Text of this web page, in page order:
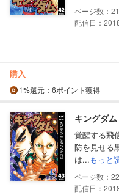
配信日：
購入
1%還元 ：6ポイント獲得
キングダ
覚醒する
防を見せる
は...もっと
配信日：